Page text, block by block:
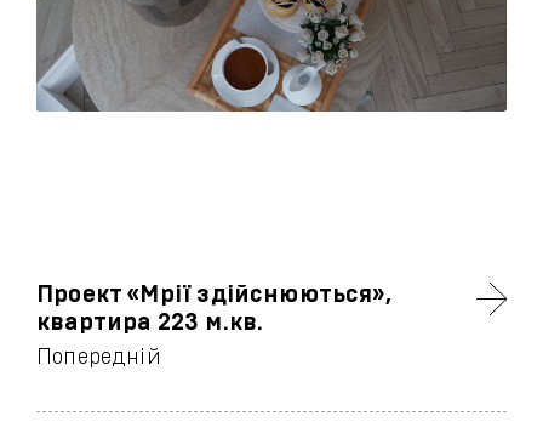
Проект «Мрії здійснюються»,
квартира 223 м.кв.
Попередній